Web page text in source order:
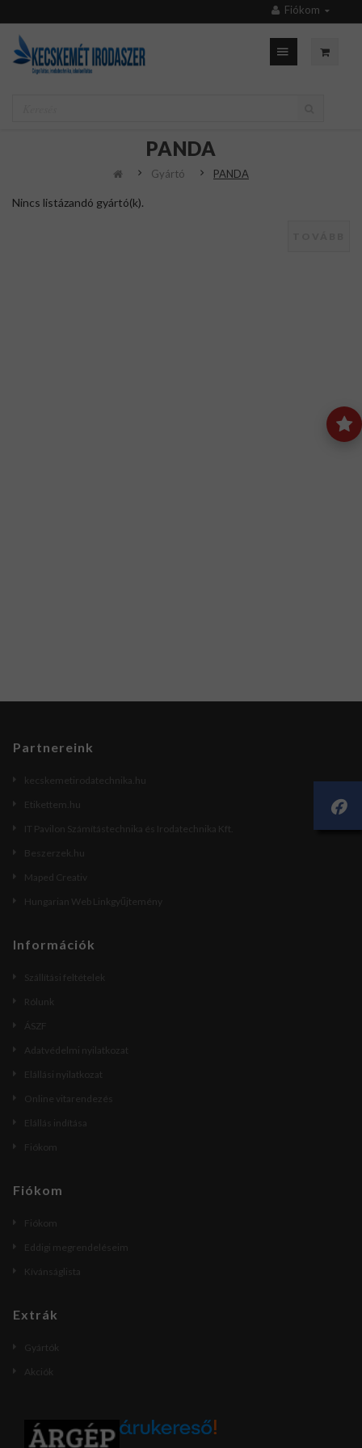
Fiókom
PANDA
Gyártó PANDA
Nincs listázandó gyártó(k).
Partnereink
kecskemetirodatechnika.hu
Etikettem.hu
IT Pavilon Számítástechnika és Irodatechnika Kft.
Beszerzek.hu
Maped Creativ
Hungarian Web Linkgyűjtemény
Információk
Szállítási feltételek
Rólunk
ÁSZF
Adatvédelmi nyilatkozat
Elállási nyilatkozat
Online vitarendezés
Elállás indítása
Fiókom
Fiókom
Fiókom
Eddigi megrendeléseim
Kívánságlista
Extrák
Gyártók
Akciók